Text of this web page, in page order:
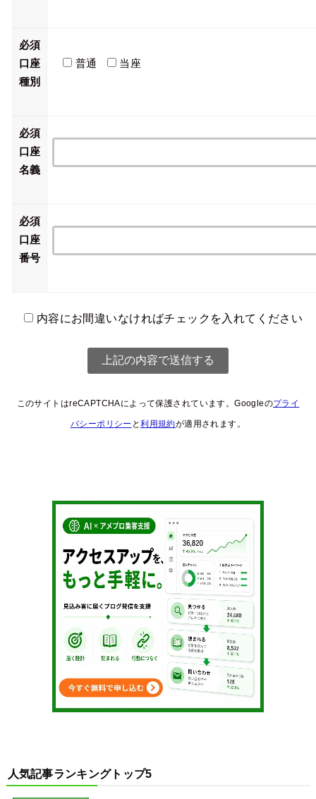
必須
口座
種別
普通 当座
必須
口座
名義
必須
口座
番号
内容にお間違いなければチェックを入れてください
このサイトはreCAPTCHAによって保護されています。Googleのプライ
バシーポリシー と利用規約が適用されます。
人気記事ランキングトップ5